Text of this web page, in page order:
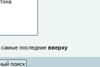
самые последние вверху